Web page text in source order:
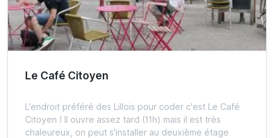
Le Café Citoyen
L'endroit préféré des Lillois pour coder c'est Le Café
Citoyen ! Il ouvre assez tard (11h) mais il est très
chaleureux, on peut s'installer au deuxième étage